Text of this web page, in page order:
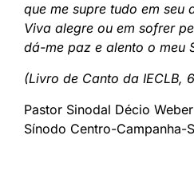
que me supre tudo em seu
Viva alegre ou em sofrer
dá-me paz e alento o meu
(Livro de Canto da IECLB,
Pastor Sinodal Décio Weber
Sínodo Centro-Campanha-